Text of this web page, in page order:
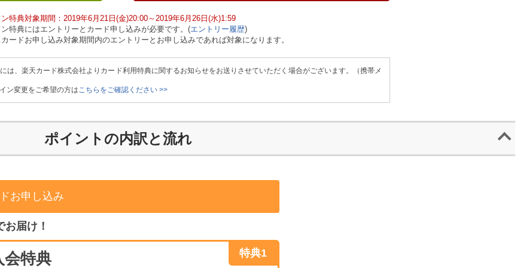
特典対象期間：2019年6月21日(金)20:00～2019年6月26日(水)1:59
特典にはエントリーとカード申し込みが必要です。(エントリー履歴)
ードお申し込み対象期間内のエントリーとお申し込みであれば対象になります。
は、楽天カード株式会社よりカード利用特典に関するお知らせをお送りさせていただく場合がございます。（携帯メ
ン変更をご希望の方はこちらをご確認ください >>
ポイントの内訳と流れ
お申し込み
お届け！
特典1
会特典